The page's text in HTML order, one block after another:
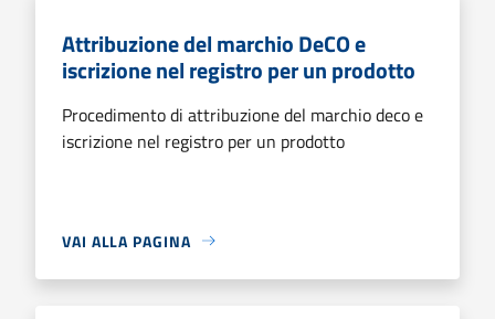
Attribuzione del marchio DeCO e
iscrizione nel registro per un prodotto
Procedimento di attribuzione del marchio deco e
iscrizione nel registro per un prodotto
VAI ALLA PAGINA